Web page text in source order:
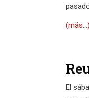
(más…)
El